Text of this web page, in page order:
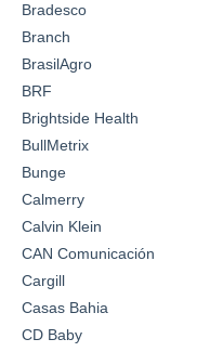
Bradesco
Branch
BrasilAgro
BRF
Brightside Health
BullMetrix
Bunge
Calmerry
Calvin Klein
CAN Comunicación
Cargill
Casas Bahia
CD Baby